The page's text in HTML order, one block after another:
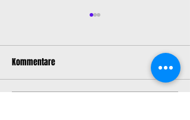
K-Pop
Kommentare